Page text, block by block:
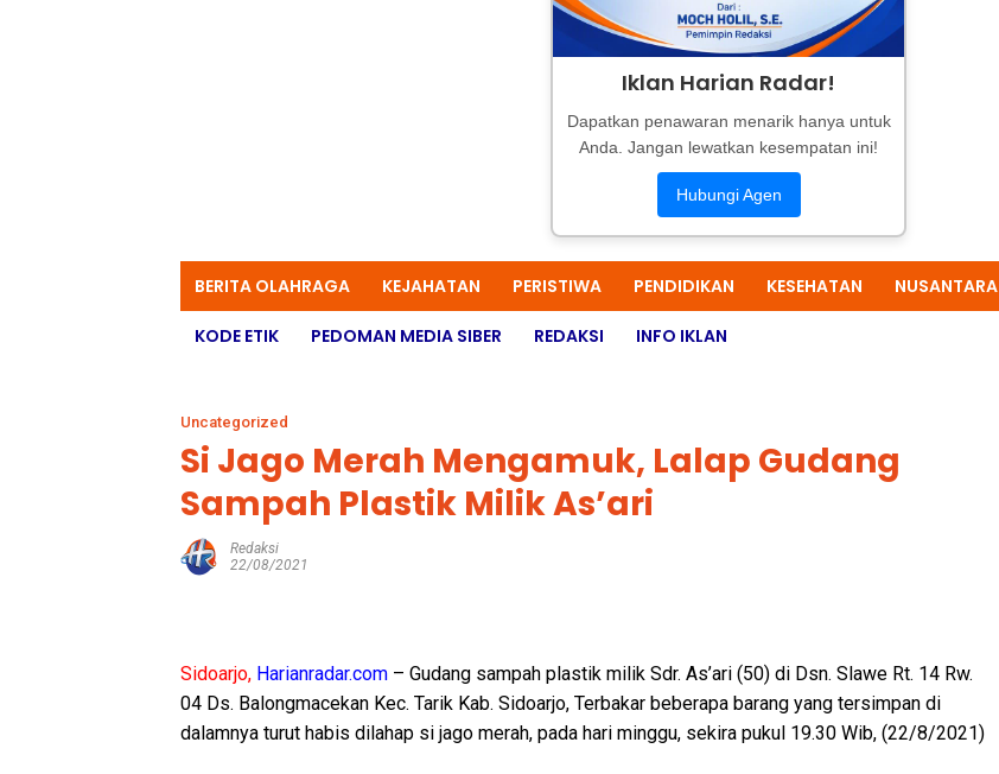
Iklan Harian Radar!
Dapatkan penawaran menarik hanya untuk
Anda. Jangan lewatkan kesempatan ini!
Hubungi Agen
BERITA OLAHRAGA KEJAHATAN PERISTIWA PENDIDIKAN KESEHATAN NUSANTARA
KODE ETIK PEDOMAN MEDIA SIBER REDAKSI INFO IKLAN
Uncategorized
Si Jago Merah Mengamuk, Lalap Gudang
Sampah Plastik Milik As’ari
Redaksi
22/08/2021
Sidoarjo, Harianradar.com – Gudang sampah plastik milik Sdr. As’ari (50) di Dsn. Slawe Rt. 14 Rw.
04 Ds. Balongmacekan Kec. Tarik Kab. Sidoarjo, Terbakar beberapa barang yang tersimpan di
dalamnya turut habis dilahap si jago merah, pada hari minggu, sekira pukul 19.30 Wib, (22/8/2021)